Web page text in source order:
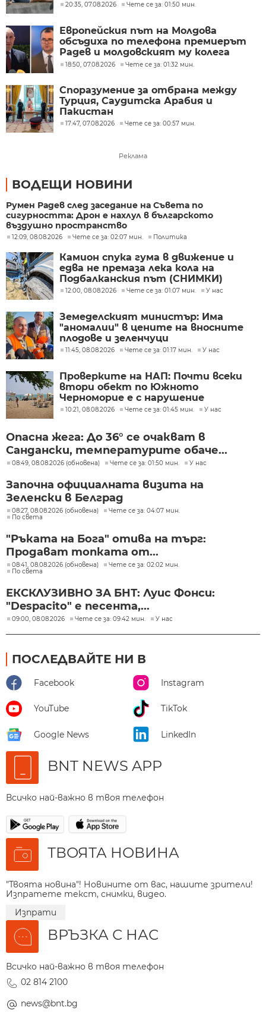
20:35, 07.08.2026 Чете се за: 01:50 мин.
Европейския път на Молдова
обсъдиха по телефона премиерът
Радев и молдовският му колега
Тофан
18:50, 07.08.2026 Чете се за: 01:32 мин.
Споразумение за отбрана между
Турция, Саудитска Арабия и
Пакистан
17:47, 07.08.2026 Чете се за: 00:57 мин.
Реклама
ВОДЕЩИ НОВИНИ
Румен Радев след заседание на Съвета по
сигурността: Дрон е нахлул в българското
въздушно пространство
12:09, 08.08.2026 Чете се за: 02:07 мин. Политика
Камион спука гума в движение и
едва не премаза лека кола на
Подбалканския път (СНИМКИ)
12:00, 08.08.2026 Чете се за: 01:07 мин. У нас
Земеделският министър: Има
"аномалии" в цените на вносните
плодове и зеленчуци
11:45, 08.08.2026 Чете се за: 01:17 мин. У нас
Проверките на НАП: Почти всеки
втори обект по Южното
Черноморие е с нарушение
10:21, 08.08.2026 Чете се за: 01:45 мин. У нас
Опасна жега: До 36° се очакват в
Сандански, температурите обаче...
08:49, 08.08.2026 (обновена) Чете се за: 01:50 мин. У нас
Започна официалната визита на
Зеленски в Белград
08:27, 08.08.2026 (обновена)
Чете се за: 04:07 мин.
По света
"Ръката на Бога" отива на търг:
Продават топката от...
08:41, 08.08.2026 (обновена)
Чете се за: 02:02 мин.
По света
ЕКСКЛУЗИВНО ЗА БНТ: Луис Фонси:
"Despacito" е песента,...
09:00, 08.08.2026 Чете се за: 09:42 мин. У нас
ПОСЛЕДВАЙТЕ НИ В
Facebook Instagram
YouTube TikTok
Google News LinkedIn
BNT NEWS APP
Всичко най-важно в твоя телефон
ТВОЯТА НОВИНА
"Твоята новина"! Новините от вас, нашите зрители!
Изпратете текст, снимки, видео.
Изпрати
ВРЪЗКА С НАС
Всичко най-важно в твоя телефон
02 814 2100
news@bnt.bg